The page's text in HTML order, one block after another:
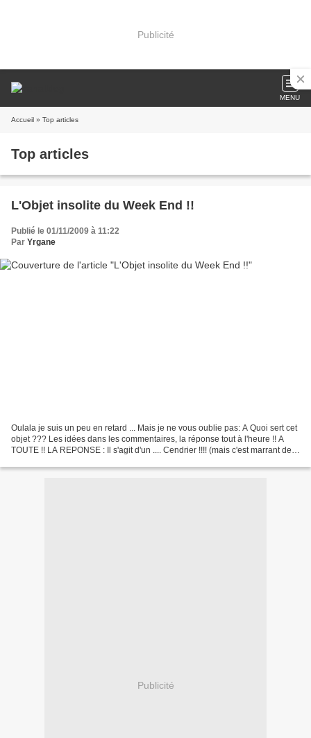
Publicité
MENU
Accueil » Top articles
Top articles
L'Objet insolite du Week End !!
Publié le 01/11/2009 à 11:22
Par Yrgane
Oulala je suis un peu en retard ... Mais je ne vous oublie pas: A Quoi sert cet
objet ??? Les idées dans les commentaires, la réponse tout à l'heure !! A
TOUTE !! LA REPONSE : Il s'agit d'un .... Cendrier !!!! (mais c'est marrant de
Publicité